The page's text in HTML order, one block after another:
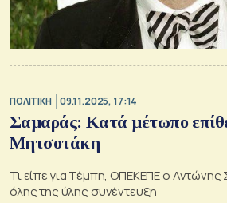
ΠΟΛΙΤΙΚΗ 09.11.2025, 17:14
Σαμαράς: Κατά μέτωπο
Μητσοτάκη
Τι είπε για Τέμπη, ΟΠΕΚΕΠΕ ο
όλης της ύλης συνέντευξη